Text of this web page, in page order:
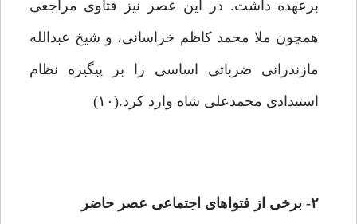
برعهده داشت. در این عصر نیز فتاوی مراجعی
همچون ملا محمد کاظم خراسانی، ‌و شیخ عبدالله
مازندرانی ضرباتی اساسی را بر پیگیره نظام
استبدادی محمدعلی شاه وارد کرد.(۱۰)
۲- برخی از فتواهای اجتماعی عصر حاضر